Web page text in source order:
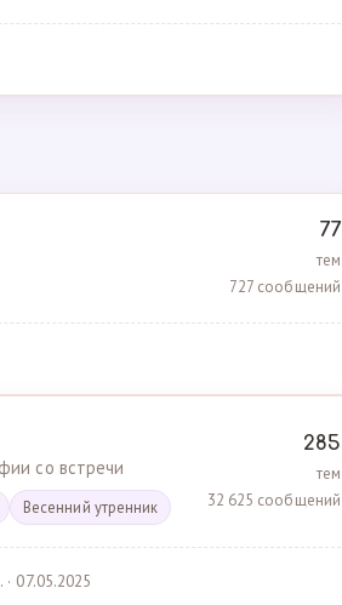
77
тем
727 сообщений
со встречи
Весенний утренник
285
тем
32 625 сообщений
07.05.2025